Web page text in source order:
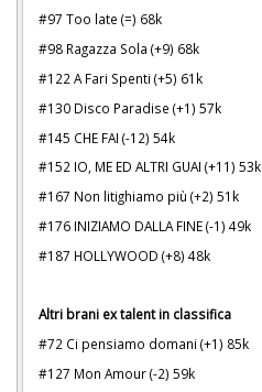
#97 Too late (=) 68k
#98 Ragazza Sola (+9) 68k
#122 A Fari Spenti (+5) 61k
#130 Disco Paradise (+1) 57k
#145 CHE FAI (-12) 54k
#152 IO, ME ED ALTRI GUAI (+11) 53k
#167 Non litighiamo più (+2) 51k
#176 INIZIAMO DALLA FINE (-1) 49k
#187 HOLLYWOOD (+8) 48k
Altri brani ex talent in classifica
#72 Ci pensiamo domani (+1) 85k
#127 Mon Amour (-2) 59k